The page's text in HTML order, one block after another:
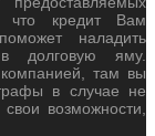
что кредит Вам
наладить
долговую яму.
там вы
в случае не
возможности,